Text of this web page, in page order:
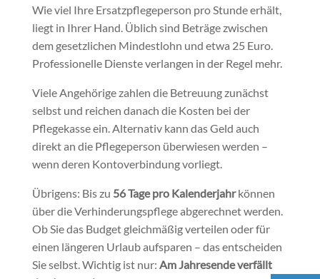
Wie viel Ihre Ersatzpflegeperson pro Stunde erhält,
liegt in Ihrer Hand. Üblich sind Beträge zwischen
dem gesetzlichen Mindestlohn und etwa 25 Euro.
Professionelle Dienste verlangen in der Regel mehr.
Viele Angehörige zahlen die Betreuung zunächst
selbst und reichen danach die Kosten bei der
Pflegekasse ein. Alternativ kann das Geld auch
direkt an die Pflegeperson überwiesen werden –
wenn deren Kontoverbindung vorliegt.
Übrigens: Bis zu 56 Tage pro Kalenderjahrkönnen
über die Verhinderungspflege abgerechnet werden.
Ob Sie das Budget gleichmäßig verteilen oder für
einen längeren Urlaub aufsparen – das entscheiden
Sie selbst. Wichtig ist nur: Am Jahresende verfällt